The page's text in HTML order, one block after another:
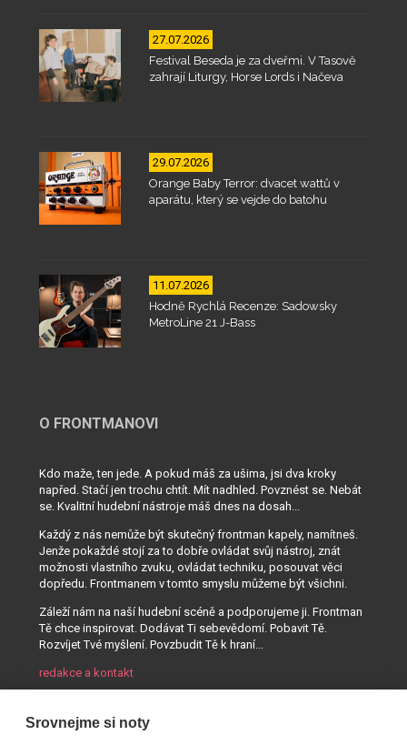
27.07.2026
Festival Beseda je za dveřmi. V Tasově
zahrají Liturgy, Horse Lords i Načeva
29.07.2026
Orange Baby Terror: dvacet wattů v
aparátu, který se vejde do batohu
11.07.2026
Hodně Rychlá Recenze: Sadowsky
MetroLine 21 J-Bass
O FRONTMANOVI
Kdo maže, ten jede. A pokud máš za ušima, jsi dva kroky
napřed. Stačí jen trochu chtít. Mít nadhled. Povznést se. Nebát
se. Kvalitní hudební nástroje máš dnes na dosah...
Každý z nás nemůže být skutečný frontman kapely, namítneš.
Jenže pokaždé stojí za to dobře ovládat svůj nástroj, znát
možnosti vlastního zvuku, ovládat techniku, posouvat věci
dopředu. Frontmanem v tomto smyslu můžeme být všichni.
Záleží nám na naší hudební scéně a podporujeme ji. Frontman
Tě chce inspirovat. Dodávat Ti sebevědomí. Pobavit Tě.
Rozvíjet Tvé myšlení. Povzbudit Tě k hraní...
redakce a kontakt
Srovnejme si noty